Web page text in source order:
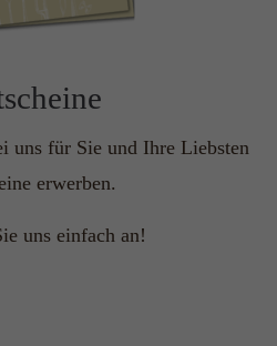
uns für Sie und Ihre Liebsten
erwerben.
uns einfach an!